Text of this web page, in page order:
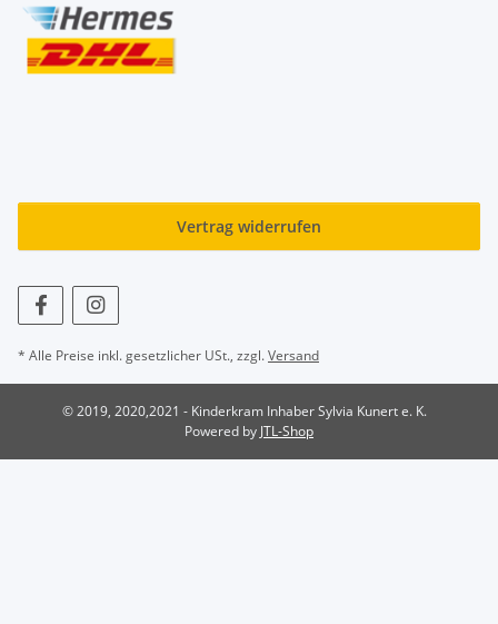
Vertrag widerrufen
* Alle Preise inkl. gesetzlicher USt., zzgl.Versand
© 2019, 2020,2021 - Kinderkram Inhaber Sylvia Kunert e. K.
Powered by JTL-Shop